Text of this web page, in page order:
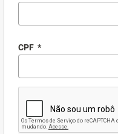
CPF *